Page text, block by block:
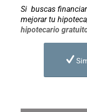
Si buscas
mejorar tu
hipotecario